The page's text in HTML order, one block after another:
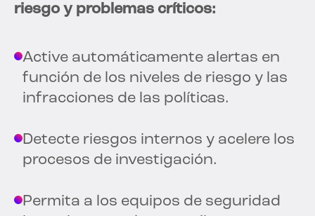
riesgo y problemas críticos:
Active automáticamente alertas en
función de los niveles de riesgo y las
infracciones de las políticas.
Detecte riesgos internos y acelere los
procesos de investigación.
Permita a los equipos de seguridad